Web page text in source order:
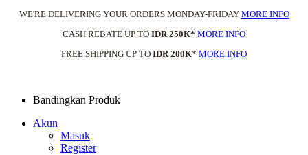
WE'RE DELIVERING YOUR ORDERS MONDAY-FRIDAY MORE INFO
CASH REBATE UP TO IDR 250K* MORE INFO
FREE SHIPPING UP TO IDR 200K* MORE INFO
Bandingkan Produk
Akun
Masuk
Register